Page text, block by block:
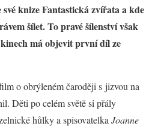
knize Fantastická zvířata a kde
šílet. To pravé šílenství však
má objevit první díl ze
o obrýleném čaroději s jizvou na
Děti po celém světě si přály
hůlky a spisovatelka Joanne